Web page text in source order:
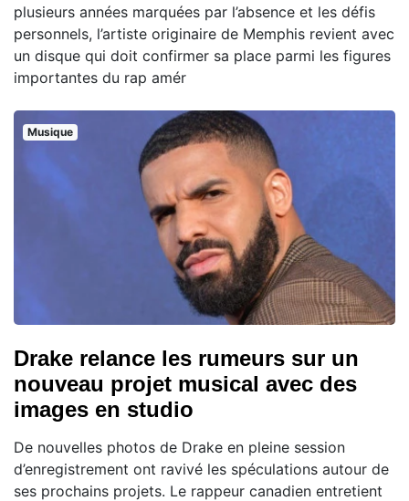
plusieurs années marquées par l’absence et les défis
personnels, l’artiste originaire de Memphis revient avec
un disque qui doit confirmer sa place parmi les figures
importantes du rap amér
Musique
Drake relance les rumeurs sur un
nouveau projet musical avec des
images en studio
De nouvelles photos de Drake en pleine session
d’enregistrement ont ravivé les spéculations autour de
ses prochains projets. Le rappeur canadien entretient